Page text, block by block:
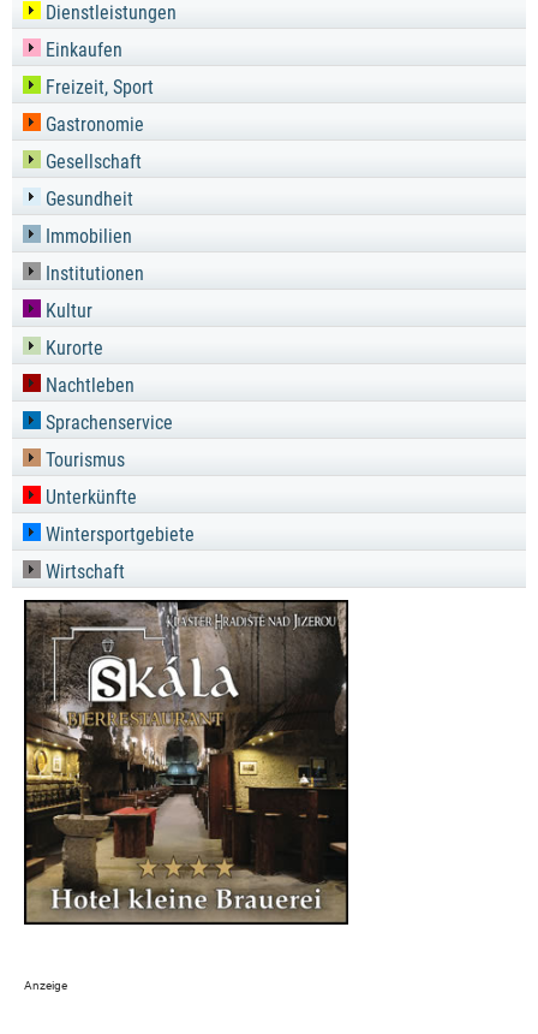
Dienstleistungen
Einkaufen
Freizeit, Sport
Gastronomie
Gesellschaft
Gesundheit
Immobilien
Institutionen
Kultur
Kurorte
Nachtleben
Sprachenservice
Tourismus
Unterkünfte
Wintersportgebiete
Wirtschaft